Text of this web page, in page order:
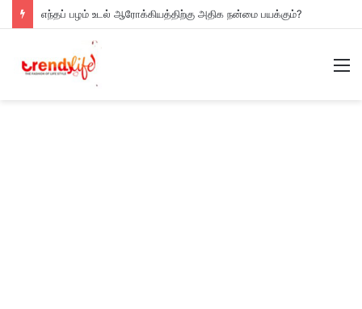
எந்தப் பழம் உடல் ஆரோக்கியத்திற்கு அதிக நன்மை பயக்கும்?